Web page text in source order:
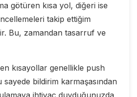
götüren kısa yol, diğeri ise
takip ettiğim
Bu, zamandan tasarruf ve
kısayollar genellikle push
bildirim karmaşasından